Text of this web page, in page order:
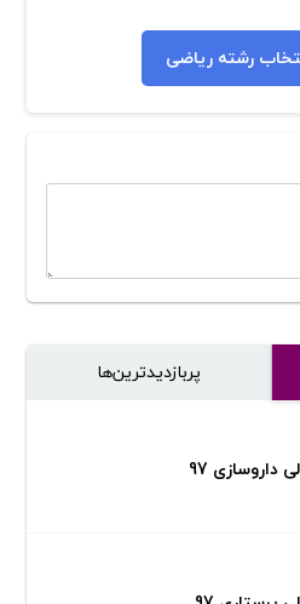
رشته ریاضی
پر‌بازدیدترین‌ها
داروسازی 97